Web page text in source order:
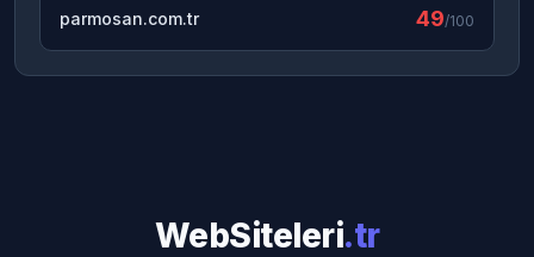
parmosan.com.tr 49/100
WebSiteleri.tr